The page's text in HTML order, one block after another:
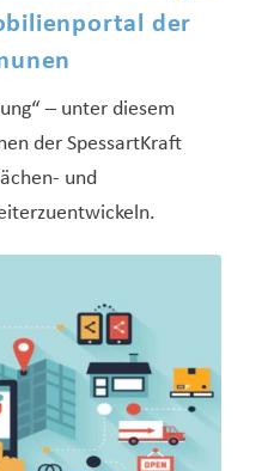
der
– unter diesem
der SpessartKraft
und